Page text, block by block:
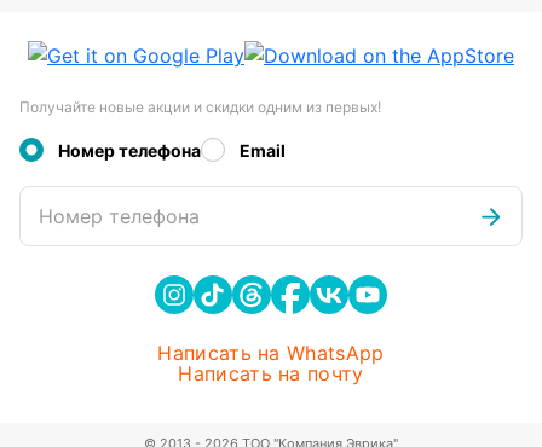
Получайте новые акции и скидки одним из первых!
Номер телефона Email
Номер телефона
Написать на WhatsApp
Написать на почту